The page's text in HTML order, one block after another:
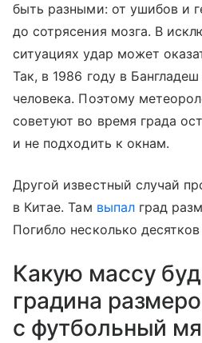
быть разными: от ушибов и
до сотрясения мозга. В
ситуациях удар может
Так, в 1986 году в
человека. Поэтому
советуют во время града
и не подходить к окнам.
Другой известный случай
в Китае. Там выпал град
Погибло несколько
Какую массу
градина
с футбольный